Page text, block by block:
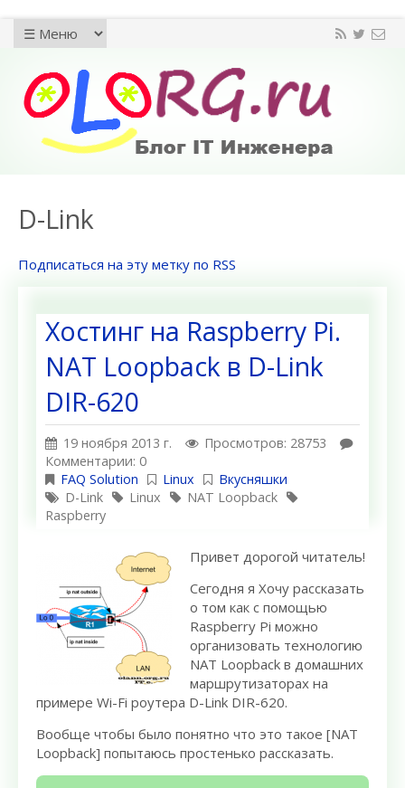
D-Link
Подписаться на эту метку по RSS
Хостинг на Raspberry Pi.
NAT Loopback в D-Link
DIR-620
19 ноября 2013 г.
Просмотров: 28753
Комментарии: 0
FAQ Solution
Linux
Вкусняшки
D-Link
Linux
NAT Loopback
Raspberry
Привет дорогой читатель!
Сегодня я Хочу рассказать
о том как с помощью
Raspberry Pi можно
организовать технологию
NAT Loopback в домашних
маршрутизаторах на
примере Wi-Fi роутера D-Link DIR-620.
Вообще чтобы было понятно что это такое [NAT
Loopback] попытаюсь простенько рассказать.